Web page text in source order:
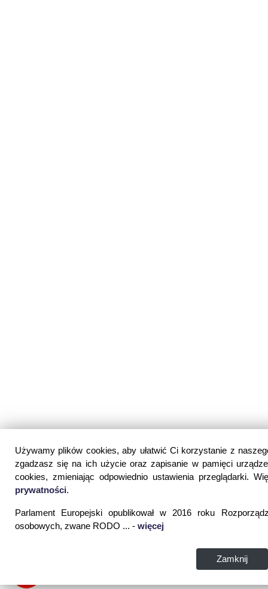
Używamy plików cookies, aby ułatwić Ci korzystanie z
zgadzasz się na ich użycie oraz zapisanie w pamięci
cookies, zmieniając odpowiednio ustawienia przeglądarki.
prywatności.
Parlament Europejski opublikował w 2016 roku
osobowych, zwane RODO ... - więcej
Zamknij